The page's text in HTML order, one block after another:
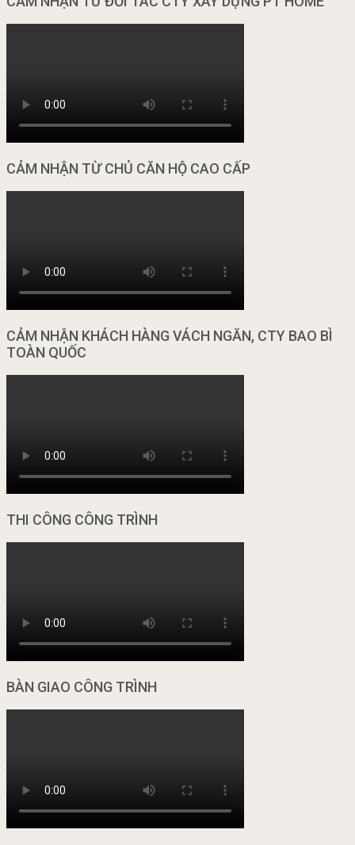
CẢM NHẬN TỪ CHỦ CĂN HỘ CAO CẤP
CẢM NHẬN KHÁCH HÀNG VÁCH NGĂN, CTY BAO BÌ
TOÀN QUỐC
THI CÔNG CÔNG TRÌNH
BÀN GIAO CÔNG TRÌNH